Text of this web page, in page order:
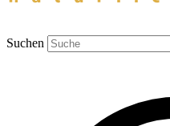
Suchen